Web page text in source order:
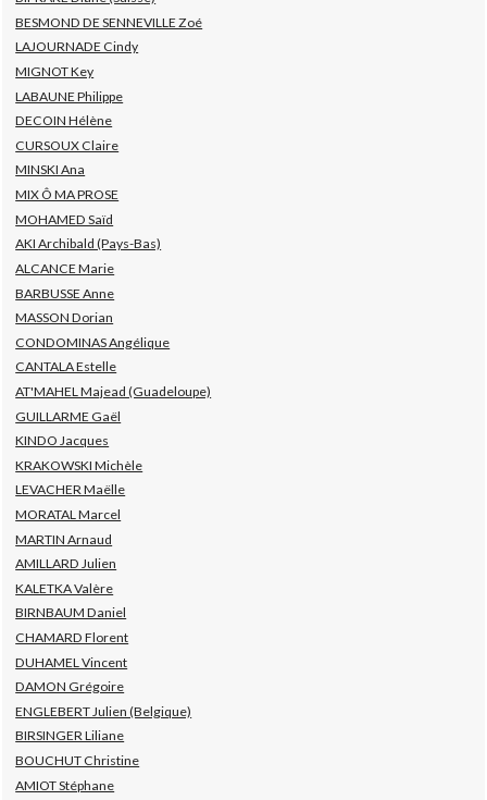
BESMOND DE SENNEVILLE Zoé
LAJOURNADE Cindy
MIGNOT Key
LABAUNE Philippe
DECOIN Hélène
CURSOUX Claire
MINSKI Ana
MIX Ô MA PROSE
MOHAMED Saïd
AKI Archibald (Pays-Bas)
ALCANCE Marie
BARBUSSE Anne
MASSON Dorian
CONDOMINAS Angélique
CANTALA Estelle
AT'MAHEL Majead (Guadeloupe)
GUILLARME Gaël
KINDO Jacques
KRAKOWSKI Michèle
LEVACHER Maëlle
MORATAL Marcel
MARTIN Arnaud
AMILLARD Julien
KALETKA Valère
BIRNBAUM Daniel
CHAMARD Florent
DUHAMEL Vincent
DAMON Grégoire
ENGLEBERT Julien (Belgique)
BIRSINGER Liliane
BOUCHUT Christine
AMIOT Stéphane